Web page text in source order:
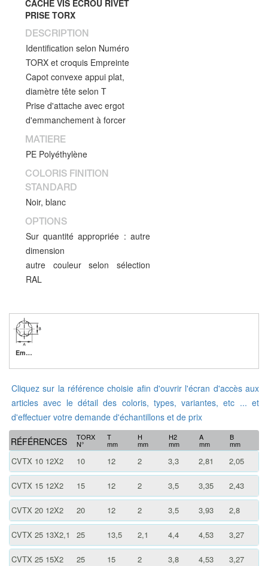
CACHE VIS ECROU RIVET
PRISE TORX
DESCRIPTION
Identification selon Numéro
TORX et croquis Empreinte
Capot convexe appui plat,
diamètre tête selon T
Prise d'attache avec ergot
d'emmanchement à forcer
MATIERE
PE Polyéthylène
COLORIS FINITION
STANDARD
Noir, blanc
OPTIONS
Sur quantité appropriée : autre
dimension
autre couleur selon sélection
RAL
Empreinte TORX
Cliquez sur la référence choisie afin d'ouvrir l'écran d'accès aux
articles avec le détail des coloris, types, variantes, etc ... et
d'effectuer votre demande d'échantillons et de prix
RÉFÉRENCES TORX
N°
T
mm
H
mm
H2
mm
A
mm
B
mm
CVTX 10 12X2 10 12 2 3,3 2,81 2,05
CVTX 15 12X2 15 12 2 3,5 3,35 2,43
CVTX 20 12X2 20 12 2 3,5 3,93 2,8
CVTX 25 13X2,1 25 13,5 2,1 4,4 4,53 3,27
CVTX 25 15X2 25 15 2 3,8 4,53 3,27